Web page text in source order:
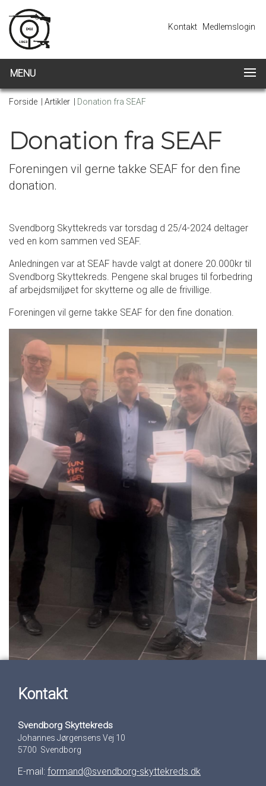
Kontakt Medlemslogin
MENU
Forside Artikler Donation fra SEAF
Donation fra SEAF
Foreningen vil gerne takke SEAF for den fine
donation.
Svendborg Skyttekreds var torsdag d 25/4-2024 deltager
ved en kom sammen ved SEAF.
Anledningen var at SEAF havde valgt at donere 20.000kr til
Svendborg Skyttekreds. Pengene skal bruges til forbedring
af arbejdsmiljøet for skytterne og alle de frivillige.
Foreningen vil gerne takke SEAF for den fine donation.
Kontakt
Svendborg Skyttekreds
Johannes Jørgensens Vej 10
5700 Svendborg
E-mail: formand@svendborg-skyttekreds.dk